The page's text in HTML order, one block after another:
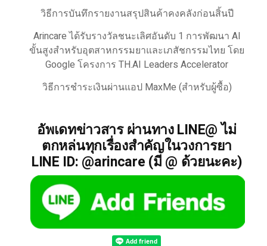
วิธีการบันทึกรายงานสรุปสินค้าคงคลังก่อนสิ้นปี
Arincare ได้รับรางวัลชนะเลิศอันดับ 1 การพัฒนา AI
ขั้นสูงสำหรับอุตสาหกรรมยาและเภสัชกรรมไทย โดย
Google โครงการ TH.AI Leaders Accelerator
วิธีการชำระเงินผ่านแอป MaxMe (สำหรับผู้ซื้อ)
อัพเดทข่าวสาร ผ่านทาง LINE@ ไม่
ตกหล่นทุกเรื่องสำคัญในวงการยา
LINE ID: @arincare (มี @ ด้วยนะคะ)